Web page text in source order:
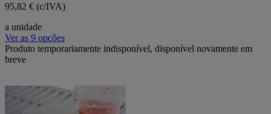
95,82 € (c/IVA)
a unidade
Ver as 9 opções
Produto temporariamente indisponível, disponível novamente em
breve